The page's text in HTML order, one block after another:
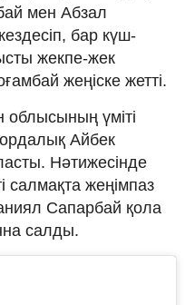
мен Абзал
бар күш-
жекпе-жек
жеңіске жетті.
облысының үміті
Айбек
Нәтижесінде
салмақта жеңімпаз
Сапарбай қола
салды.